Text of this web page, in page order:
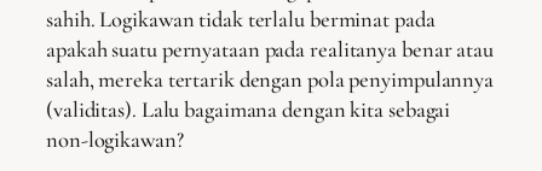
sahih. Logikawan tidak terlalu berminat pada
apakah suatu pernyataan pada realitanya benar atau
salah, mereka tertarik dengan pola penyimpulannya
(validitas). Lalu bagaimana dengan kita sebagai
non-logikawan?